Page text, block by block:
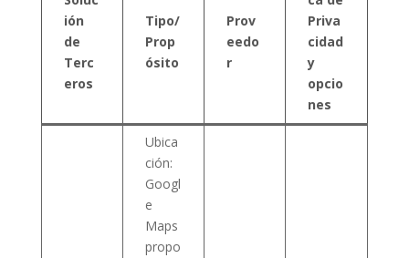
ión
de
Terc
eros
Tipo/
Prop
ósito
Prov
eedo
r
Priva
cidad
y
opcio
nes
Ubica
ción:
Googl
e
Maps
propo